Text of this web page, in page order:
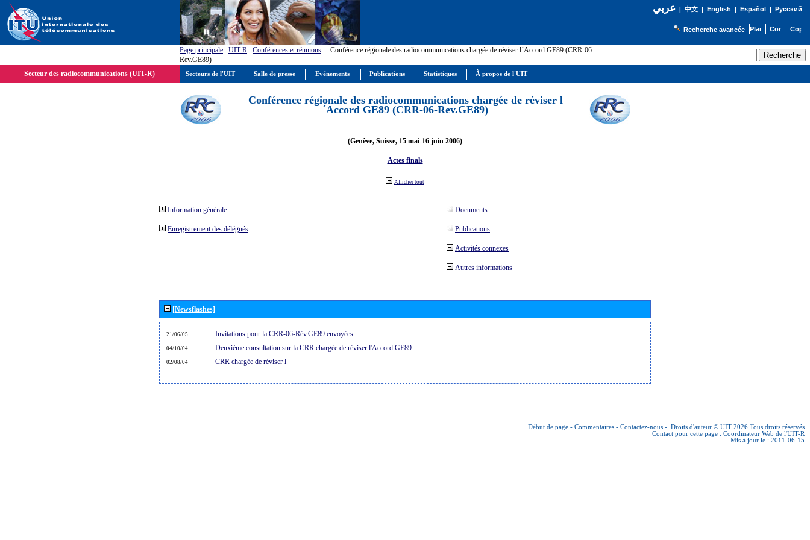
عربي| 中文| English | Español | Русский
Recherche avancée
Page principale : UIT-R : Conférences et réunions : : Conférence régionale des radiocommunications chargée de réviser l´Accord GE89 (CRR-06-
Rev.GE89)
Secteur des radiocommunications (UIT-R)
Conférence régionale des radiocommunications chargée de réviser l
´Accord GE89 (CRR-06-Rev.GE89)
(Genève, Suisse, 15 mai-16 juin 2006)
Actes finals
Afficher tout
Information générale
Enregistrement des délégués
Documents
Publications
Activités connexes
Autres informations
[Newsflashes]
21/06/05 Invitations pour la CRR-06-Rév.GE89 envoyées...
04/10/04 Deuxième consultation sur la CRR chargée de réviser l'Accord GE89...
02/08/04 CRR chargée de réviser l
Début de page - Commentaires - Contactez-nous - Droits d'auteur © UIT 2026 Tous droits réservés
Contact pour cette page : Coordinateur Web de l'UIT-R
Mis à jour le : 2011-06-15
Secteurs de l'UIT Salle de presse Evénements Publications Statistiques À propos de l'UIT